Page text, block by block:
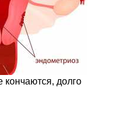
долго